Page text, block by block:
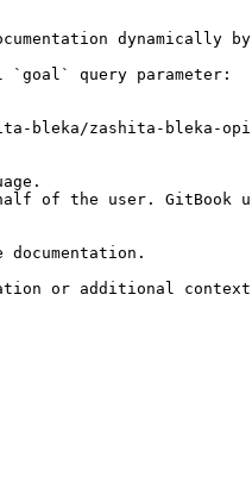
dynamically
`goal` query parameter:
zashita-bleka-
of the user. GitBook
or additional